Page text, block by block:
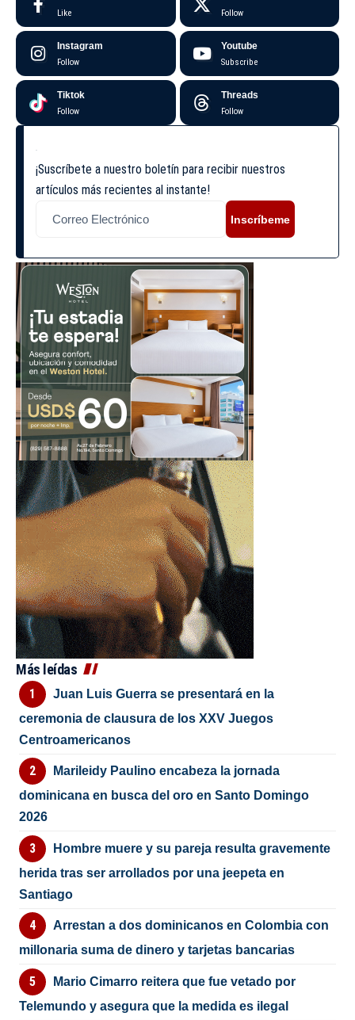
Like Follow
Instagram
Follow
Youtube
Subscribe
Tiktok
Follow
Threads
Follow
¡Suscríbete a nuestro boletín para recibir nuestros
artículos más recientes al instante!
Inscríbeme
Más leídas
Juan Luis Guerra se presentará en la
ceremonia de clausura de los XXV Juegos
Centroamericanos
Marileidy Paulino encabeza la jornada
dominicana en busca del oro en Santo Domingo
2026
Hombre muere y su pareja resulta gravemente
herida tras ser arrollados por una jeepeta en
Santiago
Arrestan a dos dominicanos en Colombia con
millonaria suma de dinero y tarjetas bancarias
Mario Cimarro reitera que fue vetado por
Telemundo y asegura que la medida es ilegal